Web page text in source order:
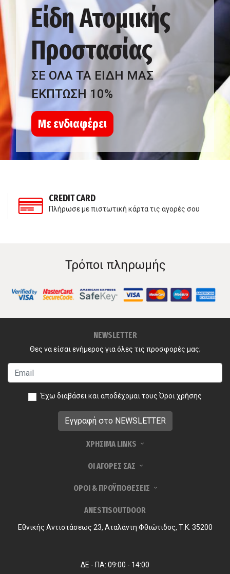
Είδη Ατομικής
Προστασίας
ΣΕ ΟΛΑ ΤΑ ΕΙΔΗ ΜΑΣ
ΕΚΠΤΩΣΗ 10%
Με ενδιαφέρει
CREDIT CARD
Πλήρωσε με πιστωτική κάρτα τις αγορές σου
Τρόποι πληρωμής
NEWSLETTER
Θες να είσαι ενήμερος για όλες τις προσφορές μας;
Έχω διαβάσει και αποδέχομαι τους Όροι χρήσης
ΧΡΗΣΙΜΑ LINKS
ΟΙ ΑΓΟΡΕΣ ΣΑΣ
ΟΡΟΙ & ΠΡΟΫΠΟΘΕΣΕΙΣ
ANESTISOUTDOOR
Εθνικής Αντιστάσεως 23, Αταλάντη Φθιώτιδος, Τ.Κ. 35200
ΔΕ - ΠΑ: 09:00 - 14:00